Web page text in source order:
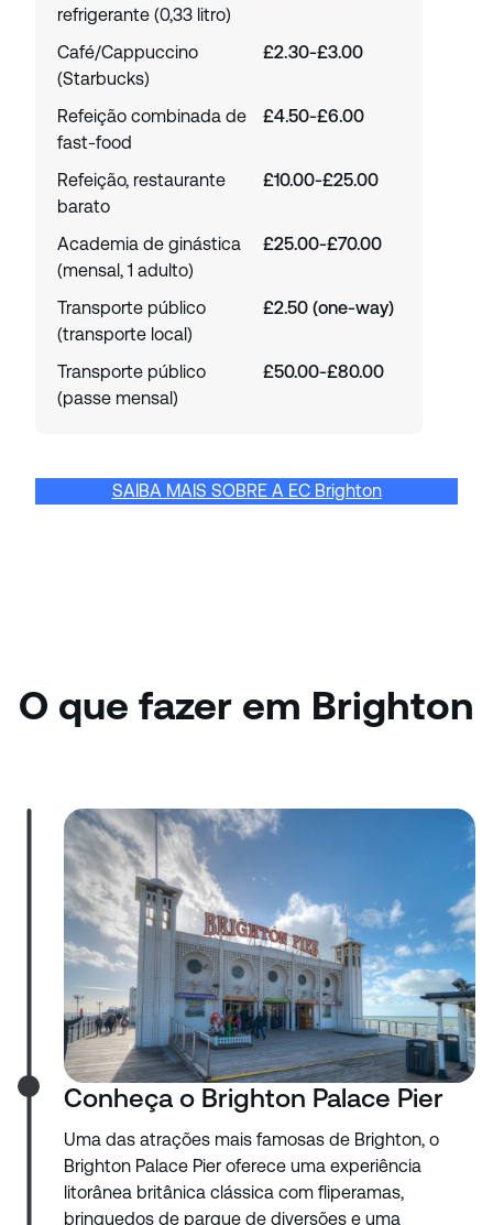
refrigerante (0,33 litro)
Café/Cappuccino
(Starbucks)
£2.30-£3.00
Refeição combinada de
fast-food
£4.50-£6.00
Refeição, restaurante
barato
£10.00-£25.00
Academia de ginástica
(mensal, 1 adulto)
£25.00-£70.00
Transporte público
(transporte local)
£2.50 (one-way)
Transporte público
(passe mensal)
£50.00-£80.00
SAIBA MAIS SOBRE A EC Brighton
O que fazer em Brighton
Conheça o Brighton Palace Pier
Uma das atrações mais famosas de Brighton, o
Brighton Palace Pier oferece uma experiência
litorânea britânica clássica com fliperamas,
brinquedos de parque de diversões e uma